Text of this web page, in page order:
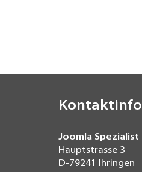
Kontaktinfo
Joomla Spezialist
Hauptstrasse 3
D-79241 Ihringen